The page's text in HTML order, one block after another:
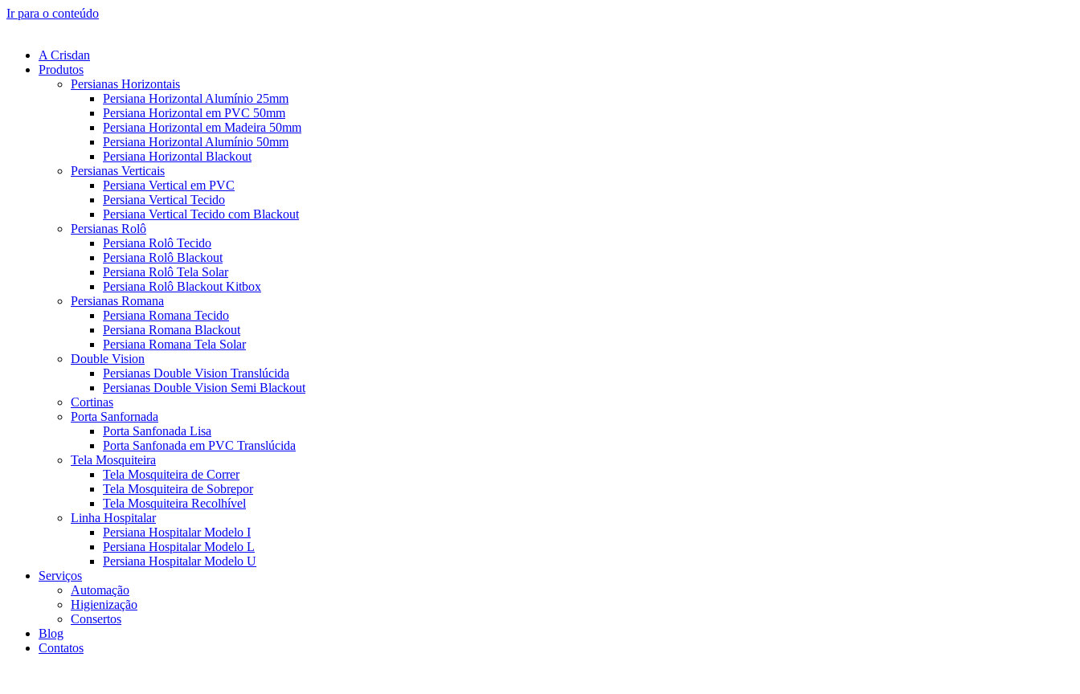
Ir para o conteúdo
A Crisdan
Produtos
Persianas Horizontais
Persiana Horizontal Alumínio 25mm
Persiana Horizontal em PVC 50mm
Persiana Horizontal em Madeira 50mm
Persiana Horizontal Alumínio 50mm
Persiana Horizontal Blackout
Persianas Verticais
Persiana Vertical em PVC
Persiana Vertical Tecido
Persiana Vertical Tecido com Blackout
Persianas Rolô
Persiana Rolô Tecido
Persiana Rolô Blackout
Persiana Rolô Tela Solar
Persiana Rolô Blackout Kitbox
Persianas Romana
Persiana Romana Tecido
Persiana Romana Blackout
Persiana Romana Tela Solar
Double Vision
Persianas Double Vision Translúcida
Persianas Double Vision Semi Blackout
Cortinas
Porta Sanfornada
Porta Sanfonada Lisa
Porta Sanfonada em PVC Translúcida
Tela Mosquiteira
Tela Mosquiteira de Correr
Tela Mosquiteira de Sobrepor
Tela Mosquiteira Recolhível
Linha Hospitalar
Persiana Hospitalar Modelo I
Persiana Hospitalar Modelo L
Persiana Hospitalar Modelo U
Serviços
Automação
Higienização
Consertos
Blog
Contatos